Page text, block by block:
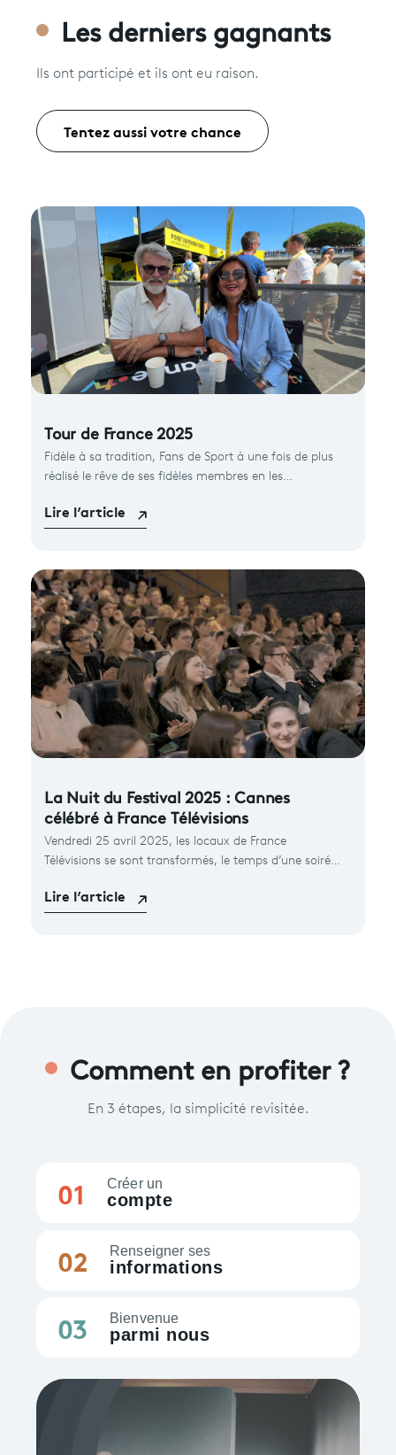
Les derniers gagnants
Ils ont participé et ils ont eu raison.
Tentez aussi votre chance
Tour de France 2025
Fidèle à sa tradition, Fans de Sport à une fois de plus
réalisé le rêve de ses fidèles membres en les
Lire l’article
La Nuit du Festival 2025 : Cannes
célébré à France Télévisions
Vendredi 25 avril 2025, les locaux de France
Télévisions se sont transformés, le temps d’une soirée,
édition du Festival de Cannes !.
Lire l’article
Comment en profiter ?
En 3 étapes, la simplicité revisitée.
01 Créer un
compte
02 Renseigner ses
informations
03 Bienvenue
parmi nous